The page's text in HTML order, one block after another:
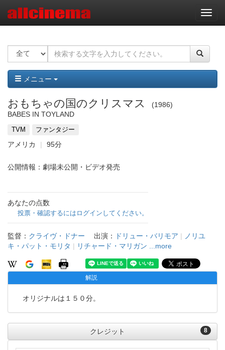
ナ
ビ
ー
ョ
ン
メニュー
おもちゃの国のクリスマス
1986
BABES IN TOYLAND
TVM ファンタジー
アメリカ 95分
公開情報：劇場未公開・ビデオ発売
あなたの点数
投票・確認するにはログインしてください。
監督： クライヴ・ドナー 出演： ドリュー・バリモア |
ノリユ
キ・パット・モリタ | リチャード・マリガン ...more
解説
オリジナルは１５０分。
8
クレジット